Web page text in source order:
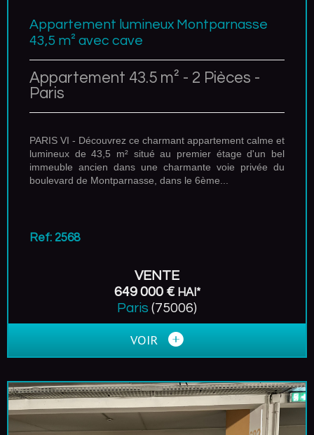
Appartement lumineux Montparnasse
43,5 m² avec cave
Appartement 43.5 m² - 2 Pièces -
Paris
PARIS VI - Découvrez ce charmant appartement calme et
lumineux de 43,5 m² situé au premier étage d'un bel
immeuble ancien dans une charmante voie privée du
boulevard de Montparnasse, dans le 6ème...
Ref: 2568
VENTE
649 000 € HAI*
Paris (75006)
VOIR